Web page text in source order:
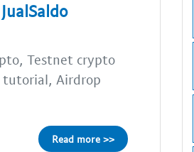
Testnet crypto
tutorial, Airdrop
Read more >>